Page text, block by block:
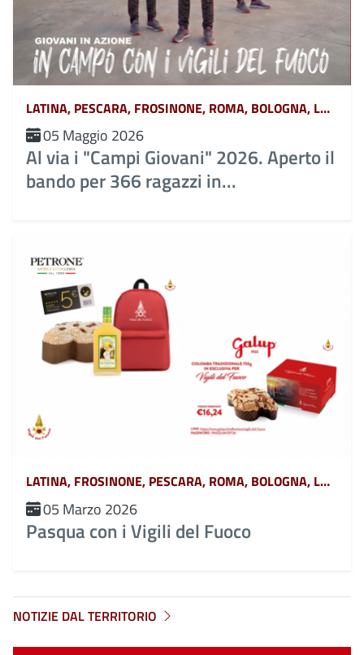
LATINA, PESCARA, FROSINONE, ROMA, BOLOGNA, L&#039;AQUILA, TERAMO, CHIETI, POTENZA, MATERA, CATANZARO, COSENZA, CROTONE, REGGIO CALABRIA, VIBO VALENTIA, AVELLINO, BENEVENTO, CASERTA, NAPOLI, SALERNO, FERRARA, FORLÌ-CESENA, MODENA, PARMA, PIACENZA, RAVENNA, REGGIO EMILIA, RIMINI, GORIZIA, PORDENONE, TRIESTE, UDINE, RIETI, VITERBO, GENOVA, IMPERIA, LA SPEZIA, SAVONA, BERGAMO, BRESCIA, COMO, CREMONA, LECCO, LODI, MANTOVA, MILANO, MONZA, PAVIA, SONDRIO, VARESE, ANCONA, ASCOLI PICENO, FERMO, MACERATA, CAMPOBASSO, ISERNIA, ALESSANDRIA, ASTI, BIELLA, CUNEO, NOVARA, TORINO, VERCELLI, BARI, BRINDISI, FOGGIA, LECCE, TARANTO, CAGLIARI, NUORO, ORISTANO, SASSARI, AGRIGENTO, CALTANISSETTA, CATANIA, ENNA, MESSINA, PALERMO, RAGUSA, SIRACUSA, TRAPANI, AREZZO, FIRENZE, GROSSETO, LIVORNO, LUCCA, MASSA CARRARA, PISA, PISTOIA, PRATO, SIENA, PERUGIA, TERNI, BELLUNO, BOLZANO, PADOVA, ROVIGO, TRENTO, TREVISO, VENEZIA, VERONA, VICENZA, MASSA, MONZA-BRIANZA, VERBANO-CUSIO-OSSOLA, PESARO-URBINO, BARLETTA-ANDRIA-TRANI, CAMPANIA, ABRUZZO, BASILICATA, CALABRIA, EMILIA ROMAGNA, FRIULI VENEZIA GIULIA, LAZIO, LIGURIA, LOMBARDIA, MARCHE, MOLISE, PIEMONTE, PUGLIA, SARDEGNA, SICILIA, TOSCANA, UMBRIA, VENETO E TRENTINO ALTO ADIGE, AOSTA
05 Maggio 2026
Al via i "Campi Giovani" 2026. Aperto il
bando per 366 ragazzi in...
LATINA, FROSINONE, PESCARA, ROMA, BOLOGNA, L&#039;AQUILA, CHIETI, TERAMO, POTENZA, MATERA, CATANZARO, COSENZA, CROTONE, REGGIO CALABRIA, VIBO VALENTIA, AVELLINO, BENEVENTO, CASERTA, NAPOLI, SALERNO, FERRARA, FORLÌ-CESENA, MODENA, PARMA, PIACENZA, RAVENNA, REGGIO EMILIA, RIMINI, GORIZIA, PORDENONE, TRIESTE, UDINE, RIETI, VITERBO, GENOVA, IMPERIA, LA SPEZIA, SAVONA, BERGAMO, BRESCIA, COMO, CREMONA, LECCO, LODI, MANTOVA, MILANO, MONZA, PAVIA, SONDRIO, VARESE, ANCONA, ASCOLI PICENO, FERMO, MACERATA, CAMPOBASSO, ISERNIA, ALESSANDRIA, ASTI, BIELLA, CUNEO, NOVARA, TORINO, VERCELLI, BARI, BRINDISI, FOGGIA, LECCE, TARANTO, CAGLIARI, NUORO, ORISTANO, SASSARI, AGRIGENTO, CALTANISSETTA, CATANIA, ENNA, MESSINA, PALERMO, RAGUSA, SIRACUSA, TRAPANI, AREZZO, FIRENZE, GROSSETO, LIVORNO, LUCCA, MASSA CARRARA, PISA, PISTOIA, PRATO, SIENA, PERUGIA, TERNI, BELLUNO, BOLZANO, PADOVA, ROVIGO, TRENTO, TREVISO, VENEZIA, VERONA, VICENZA, MASSA, MONZA-BRIANZA, VERBANO-CUSIO-OSSOLA, PESARO-URBINO, BARLETTA-ANDRIA-TRANI, CAMPANIA, ABRUZZO, BASILICATA, CALABRIA, EMILIA ROMAGNA, FRIULI VENEZIA GIULIA, LAZIO, LIGURIA, LOMBARDIA, MARCHE, MOLISE, PIEMONTE, PUGLIA, SARDEGNA, SICILIA, TOSCANA, UMBRIA, VENETO E TRENTINO ALTO ADIGE, AOSTA
05 Marzo 2026
Pasqua con i Vigili del Fuoco
NOTIZIE DAL TERRITORIO